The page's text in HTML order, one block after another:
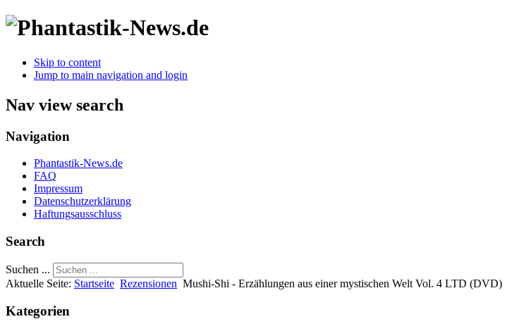
Skip to content
Jump to main navigation and login
Nav view search
Navigation
Phantastik-News.de
FAQ
Impressum
Datenschutzerklärung
Haftungsausschluss
Search
Suchen ...
Aktuelle Seite: Startseite Rezensionen Mushi-Shi - Erzählungen aus einer mystischen Welt Vol. 4 LTD (DVD)
Kategorien